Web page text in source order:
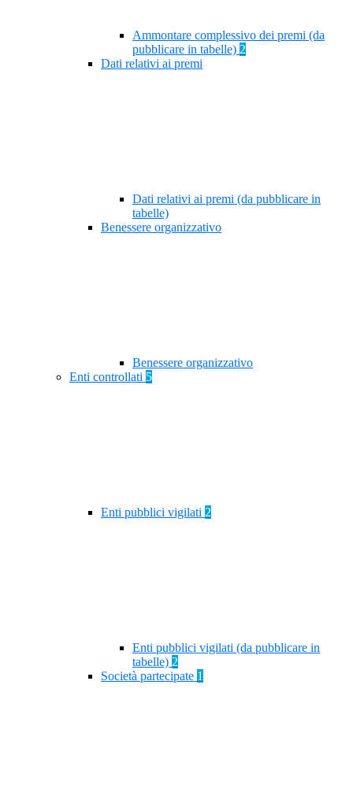
Ammontare complessivo dei premi (da
pubblicare in tabelle) 2
Dati relativi ai premi
Dati relativi ai premi (da pubblicare in
tabelle)
Benessere organizzativo
Benessere organizzativo
Enti controllati 5
Enti pubblici vigilati 2
Enti pubblici vigilati (da pubblicare in
tabelle) 2
Società partecipate 1